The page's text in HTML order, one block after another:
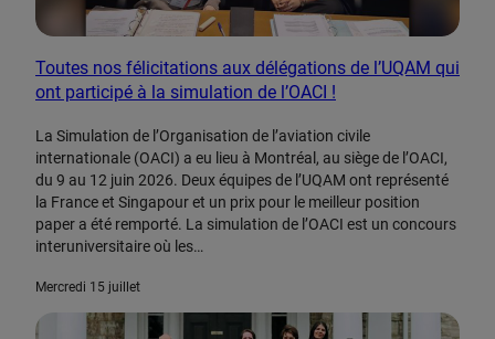
Toutes nos félicitations aux délégations de l’UQAM qui
ont participé à la simulation de l’OACI !
La Simulation de l’Organisation de l’aviation civile
internationale (OACI) a eu lieu à Montréal, au siège de l’OACI,
du 9 au 12 juin 2026. Deux équipes de l’UQAM ont représenté
la France et Singapour et un prix pour le meilleur position
paper a été remporté. La simulation de l’OACI est un concours
interuniversitaire où les…
mercredi 15 juillet